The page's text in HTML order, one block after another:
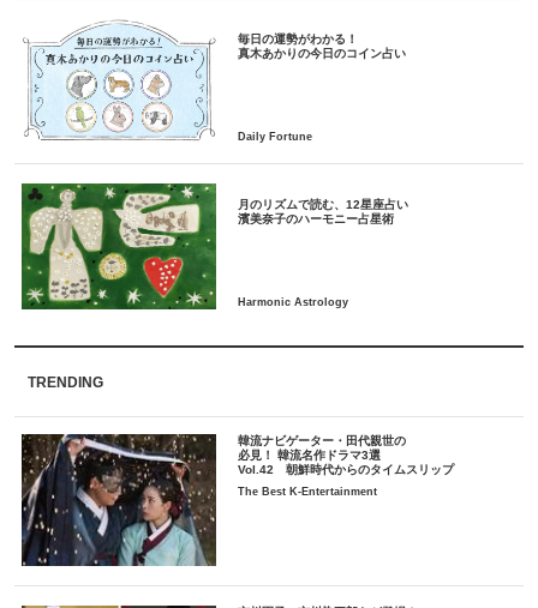
毎日の運勢がわかる！
月のリズムで読む、12星座占い
TRENDING
韓流ナビゲーター・田代親世の
必見！ 韓流名作ドラマ3選
Vol.42 朝鮮時代からのタイムスリップ
The Best K-Entertainment